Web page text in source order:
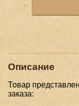
Описание
Товар
заказа: